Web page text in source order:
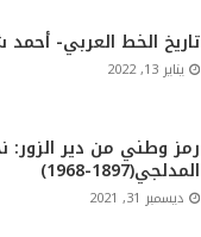
تاريخ الخط العربي-
يناير 13, 2022
رمز وطني من دير الزور:
المدلجي(1897-1968)
ديسمبر 31, 2021